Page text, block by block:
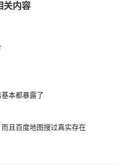
关内容
本都暴露了
且百度地图搜过真实存在